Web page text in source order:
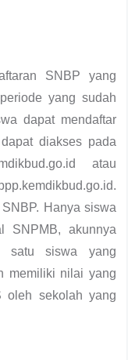
SNBP yang
yang sudah
dapat mendaftar
diakses pada
atau
Hanya siswa
SNPMB, akunnya
satu siswa yang
memiliki nilai yang
oleh sekolah yang